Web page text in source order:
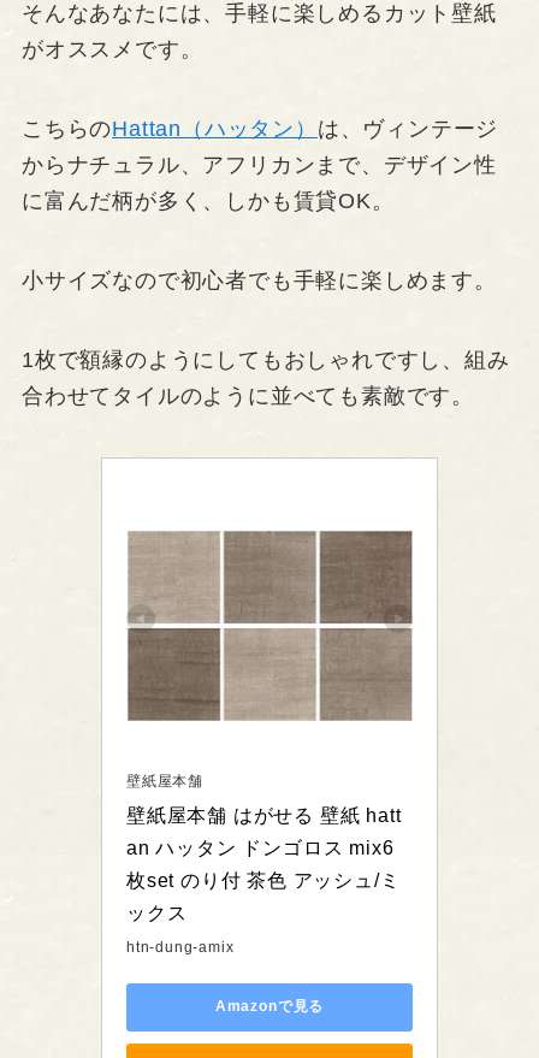
そんなあなたには、手軽に楽しめるカット壁紙
がオススメです。
こちらのHattan（ハッタン） は、ヴィンテージ
からナチュラル、アフリカンまで、デザイン性
に富んだ柄が多く、しかも賃貸OK。
小サイズなので初心者でも手軽に楽しめます。
1枚で額縁のようにしてもおしゃれですし、組み
合わせてタイルのように並べても素敵です。
壁紙屋本舗
壁紙屋本舗 はがせる 壁紙 hatt
an ハッタン ドンゴロス mix6
枚set のり付 茶色 アッシュ/ミ
ックス
htn-dung-amix
Amazonで見る